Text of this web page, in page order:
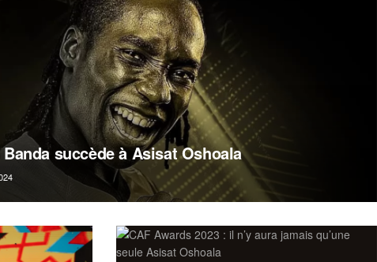
succède à Asisat Oshoala